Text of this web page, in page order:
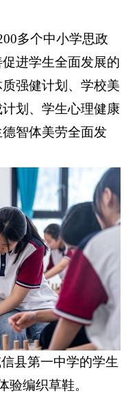
多个中小学思政
进学生全面发展的
强健计划、学校美
划、学生心理健康
智体美劳全面发
县第一中学的学生
验编织草鞋。